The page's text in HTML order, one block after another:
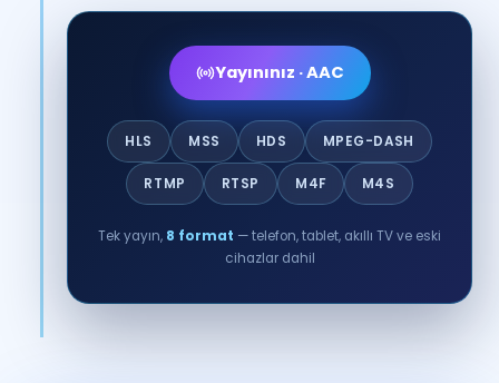
Yayınınız · AAC
HLS MSS HDS MPEG-DASH
RTMP RTSP M4F M4S
Tek yayın, 8 format — telefon, tablet, akıllı TV ve eski
cihazlar dahil